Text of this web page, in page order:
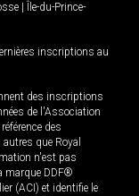
Île-du-Prince-
inscriptions au
des inscriptions
de l'Association
des
que Royal
n'est pas
marque DDF®
(ACI) et identifie le